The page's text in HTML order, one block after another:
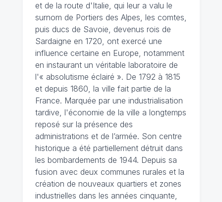
et de la route d'Italie, qui leur a valu le
surnom de Portiers des Alpes, les comtes,
puis ducs de Savoie, devenus rois de
Sardaigne en 1720, ont exercé une
influence certaine en Europe, notamment
en instaurant un véritable laboratoire de
l'« absolutisme éclairé ». De 1792 à 1815
et depuis 1860, la ville fait partie de la
France. Marquée par une industrialisation
tardive, l'économie de la ville a longtemps
reposé sur la présence des
administrations et de l’armée. Son centre
historique a été partiellement détruit dans
les bombardements de 1944. Depuis sa
fusion avec deux communes rurales et la
création de nouveaux quartiers et zones
industrielles dans les années cinquante,